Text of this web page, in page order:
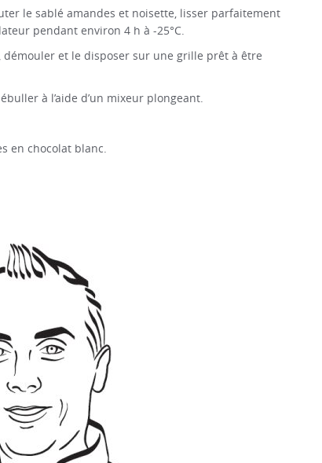
le sablé amandes et noisette, lisser parfaitement
pendant environ 4 h à -25°C.
démouler et le disposer sur une grille prêt à être
à l’aide d’un mixeur plongeant.
en chocolat blanc.